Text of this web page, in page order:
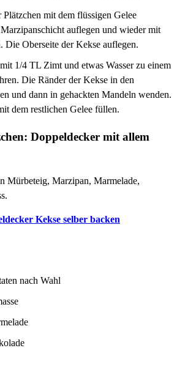
mit dem flüssigen Gelee
auflegen und wieder mit
Die Oberseite der Kekse auflegen.
1/4 TL Zimt und etwas Wasser zu einem
Die Ränder der Kekse in den
und dann in gehackten Mandeln wenden.
dem restlichen Gelee füllen.
Doppeldecker mit allem
Mürbeteig, Marzipan, Marmelade,
Kekse selber backen
nach Wahl